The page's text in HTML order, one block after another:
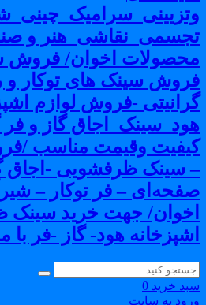
و
اخوان/ فروش
سینک های توکار و
-فروش لوازم
گاز و فر
وقیمت مناسب /
سینک ظرفشویی -اجاق
– فر توکار –
جهت خرید سینک
هود- گاز -فر با
خرید 0
به سایت